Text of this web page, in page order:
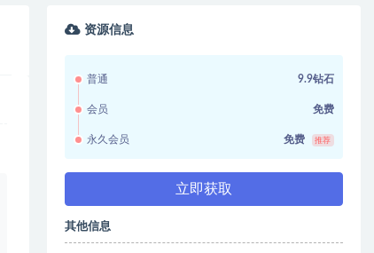
资源信息
普通 9.9钻石
会员 免费
永久会员 免费 推荐
立即获取
其他信息